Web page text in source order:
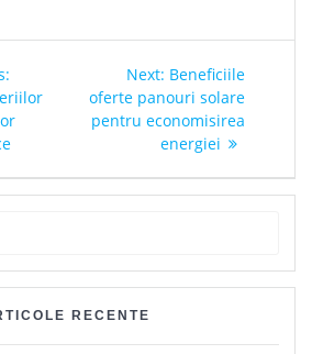
post:
Next: Next
post:
Beneficiile
oferte panouri solare
pentru economisirea
energiei
RECENTE